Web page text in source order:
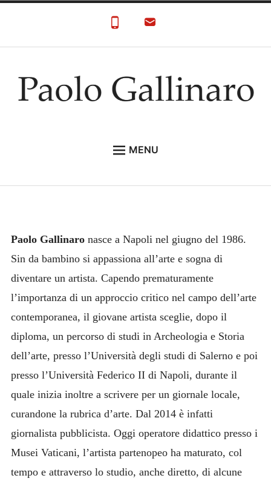
Paolo Gallinaro
MENU
Paolo Gallinaronasce a Napoli nel giugno del 1986.
Sin da bambino si appassiona all’arte e sogna di
diventare un artista. Capendo prematuramente
l’importanza di un approccio critico nel campo dell’arte
contemporanea, il giovane artista sceglie, dopo il
diploma, un percorso di studi in Archeologia e Storia
dell’arte, presso l’Università degli studi di Salerno e poi
presso l’Università Federico II di Napoli, durante il
quale inizia inoltre a scrivere per un giornale locale,
curandone la rubrica d’arte. Dal 2014 è infatti
giornalista pubblicista. Oggi operatore didattico presso i
Musei Vaticani, l’artista partenopeo ha maturato, col
tempo e attraverso lo studio, anche diretto, di alcune